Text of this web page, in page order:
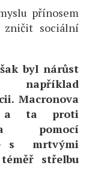
přínosem
zničit sociální
byl nárůst
například
Macronova
a ta proti
pomocí
s mrtvými
střelbu